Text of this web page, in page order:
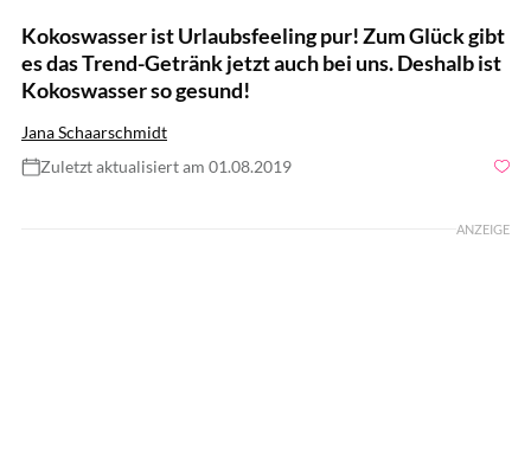
Kokoswasser ist Urlaubsfeeling pur! Zum Glück gibt
es das Trend-Getränk jetzt auch bei uns. Deshalb ist
Kokoswasser so gesund!
Jana Schaarschmidt
Zuletzt aktualisiert am 01.08.2019
ANZEIGE